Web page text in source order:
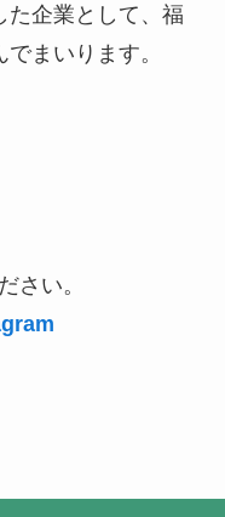
た企業として、福
まいります。
さい。